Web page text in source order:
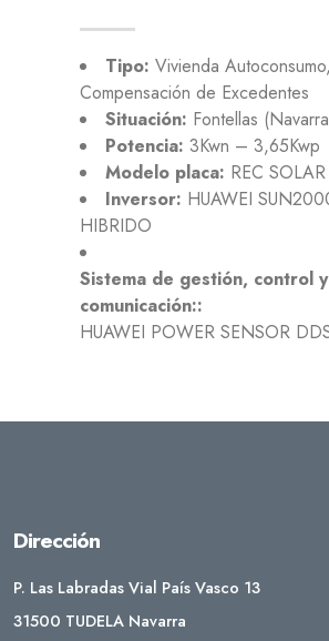
Tipo: Vivienda Autoconsumo,
Compensación de Excedentes
Situación: Fontellas
Potencia: 3Kwn – 3,65Kwp
Modelo placa: REC
Inversor: HUAWEI
HIBRIDO
Sistema de gestión, control y
comunicación::
HUAWEI POWER SENSOR
Dirección
P. Las Labradas Vial País Vasco 13
31500 TUDELA Navarra